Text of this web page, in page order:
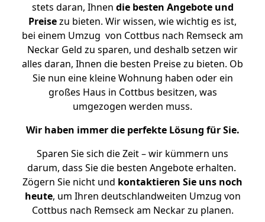
stets daran, Ihnen die besten Angebote und
Preisezu bieten. Wir wissen, wie wichtig es ist,
bei einem Umzug von Cottbus nach Remseck am
Neckar Geld zu sparen, und deshalb setzen wir
alles daran, Ihnen die besten Preise zu bieten. Ob
Sie nun eine kleine Wohnung haben oder ein
großes Haus in Cottbus besitzen, was
umgezogen werden muss.
Wir haben immer die perfekte Lösung für Sie.
Sparen Sie sich die Zeit – wir kümmern uns
darum, dass Sie die besten Angebote erhalten.
Zögern Sie nicht und kontaktieren Sie uns noch
heute, um Ihren deutschlandweiten Umzug von
Cottbus nach Remseck am Neckar zu planen.